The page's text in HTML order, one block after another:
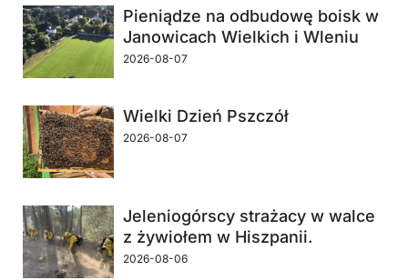
Pieniądze na odbudowę boisk w
Janowicach Wielkich i Wleniu
2026-08-07
Wielki Dzień Pszczół
2026-08-07
Jeleniogórscy strażacy w walce
z żywiołem w Hiszpanii.
2026-08-06